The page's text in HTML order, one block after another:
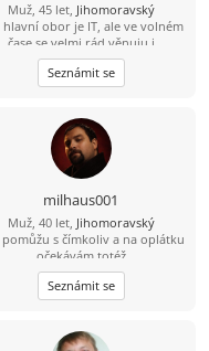
Muž, 45 let, Jihomoravský
hlavní obor je IT, ale ve volném
čase se velmi rád věnuju i
věcem. Čas od času si
zasportuju či zahraju na kytaru.
někoho sympatického s
čem povídat. :)
Seznámit se
milhaus001
Muž, 40 let, Jihomoravský
pomůžu s čímkoliv a na oplátku
očekávám totéž
Seznámit se